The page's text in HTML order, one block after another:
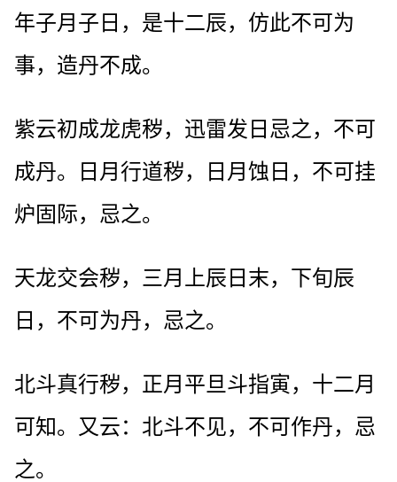
年子月子日，是十二辰，仿此不可为
事，造丹不成。
紫云初成龙虎秽，迅雷发日忌之，不可
成丹。日月行道秽，日月蚀日，不可挂
炉固际，忌之。
天龙交会秽，三月上辰日末，下旬辰
日，不可为丹，忌之。
北斗真行秽，正月平旦斗指寅，十二月
可知。又云：北斗不见，不可作丹，忌
之。